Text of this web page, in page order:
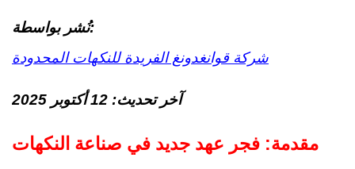
نُشر بواسطة:
شركة قوانغدونغ الفريدة للنكهات المحدودة
آخر تحديث: 12 أكتوبر 2025
مقدمة: فجر عهد جديد في صناعة النكهات